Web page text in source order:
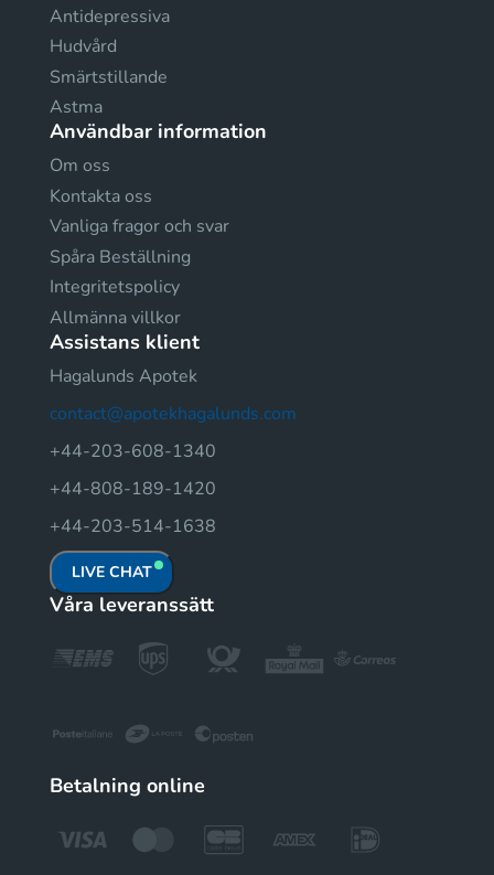
Antidepressiva
Hudvård
Smärtstillande
Astma
Användbar information
Om oss
Kontakta oss
Vanliga fragor och svar
Spåra Beställning
Integritetspolicy
Allmänna villkor
Assistans klient
Hagalunds Apotek
contact@apotekhagalunds.com
+44-203-608-1340
+44-808-189-1420
+44-203-514-1638
LIVE CHAT
Våra leveranssätt
Betalning online